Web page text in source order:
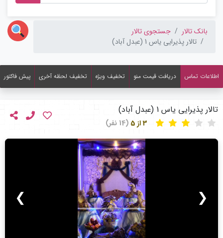
بانک تالار
جستجوی تالار
تالار پذیرایی یاس 1 (عبدل آباد)
اطلاعات تماس دریافت قیمت منو تخفیف ویژه تخفیف لحظه آخری پیش فاکتور
تالار پذیرایی یاس 1 (عبدل آباد)
(14 نفر)
❮
❯